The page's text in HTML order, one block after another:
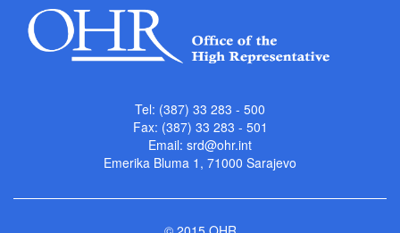
Tel: (387) 33 283 - 500
Fax: (387) 33 283 - 501
Email: srd@ohr.int
Emerika Bluma 1, 71000 Sarajevo